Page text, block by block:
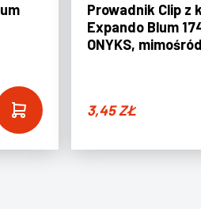
Prowadnik Clip z
Expando Blum
ONYKS,
3,45ZŁ